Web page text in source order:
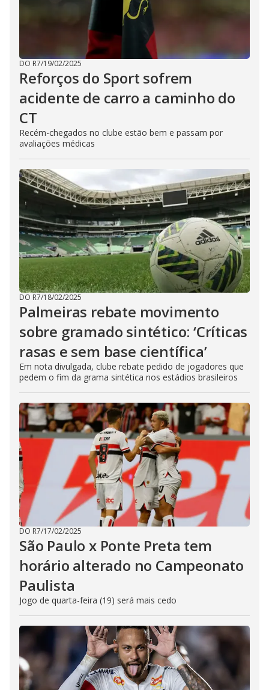
DO R7/19/02/2025
Reforços do Sport sofrem
acidente de carro a caminho do
CT
Recém-chegados no clube estão bem e passam por
avaliações médicas
DO R7/18/02/2025
Palmeiras rebate movimento
sobre gramado sintético: ‘Críticas
rasas e sem base científica’
Em nota divulgada, clube rebate pedido de jogadores que
pedem o fim da grama sintética nos estádios brasileiros
DO R7/17/02/2025
São Paulo x Ponte Preta tem
horário alterado no Campeonato
Paulista
Jogo de quarta-feira (19) será mais cedo